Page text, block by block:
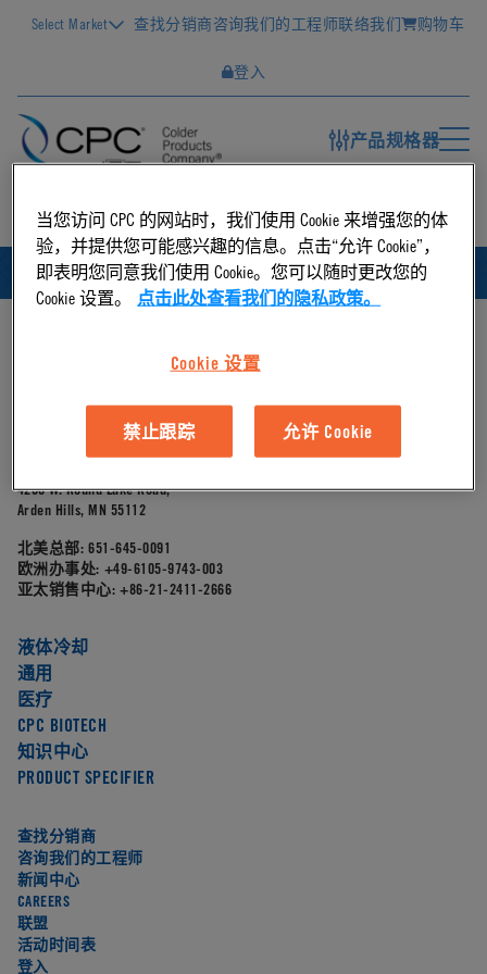
Select Market 查找分销商咨询我们的工程师联络我们 购物车
登入
产品规格器
简体中文 ID
4200 W. Round Lake Road,
Arden Hills, MN 55112
北美总部: 651-645-0091
欧洲办事处: +49-6105-9743-003
亚太销售中心: +86-21-2411-2666
液体冷却
通用
医疗
CPC BIOTECH
知识中心
PRODUCT SPECIFIER
查找分销商
咨询我们的工程师
新闻中心
CAREERS
联盟
活动时间表
登入
当您访问 CPC 的网站时，我们使用 Cookie 来增强您的体
验，并提供您可能感兴趣的信息。点击“允许 Cookie”，
即表明您同意我们使用 Cookie。您可以随时更改您的
Cookie 设置。 点击此处查看我们的隐私政策。
Cookie 设置
禁止跟踪 允许 Cookie